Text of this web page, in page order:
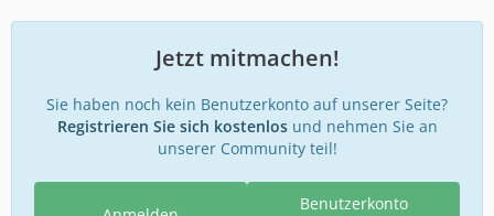
Jetzt mitmachen!
Sie haben noch kein Benutzerkonto auf unserer Seite?
Registrieren Sie sich kostenlosund nehmen Sie an
unserer Community teil!
Benutzerkonto